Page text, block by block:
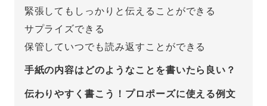
緊張してもしっかりと伝えることができる
サプライズできる
保管していつでも読み返すことができる
手紙の内容はどのようなことを書いたら良い？
伝わりやすく書こう！プロポーズに使える例文
プロポーズアイテム
パーフェクトプロポーズリング
プロポーズ意識調査結果一覧
アイプリモについて
ニュース
婚約指輪のご購入と